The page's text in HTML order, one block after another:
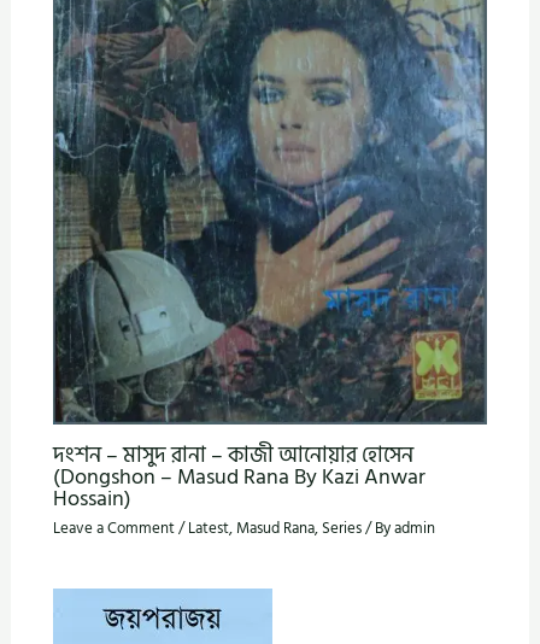
দংশন – মাসুদ রানা – কাজী আনোয়ার হোসেন
(Dongshon – Masud Rana By Kazi Anwar
Hossain)
Leave a Comment/Latest, Masud Rana, Series/ Byadmin